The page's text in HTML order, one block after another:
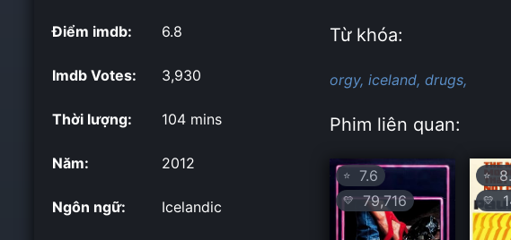
Điểm imdb: 6.8
Imdb Votes: 3,930
Thời lượng: 104 mins
Năm: 2012
Ngôn ngữ: Icelandic
Từ khóa:
orgy, iceland, drugs,
Phim liên quan:
⭐ 7.6
💛79,716
⭐
💛